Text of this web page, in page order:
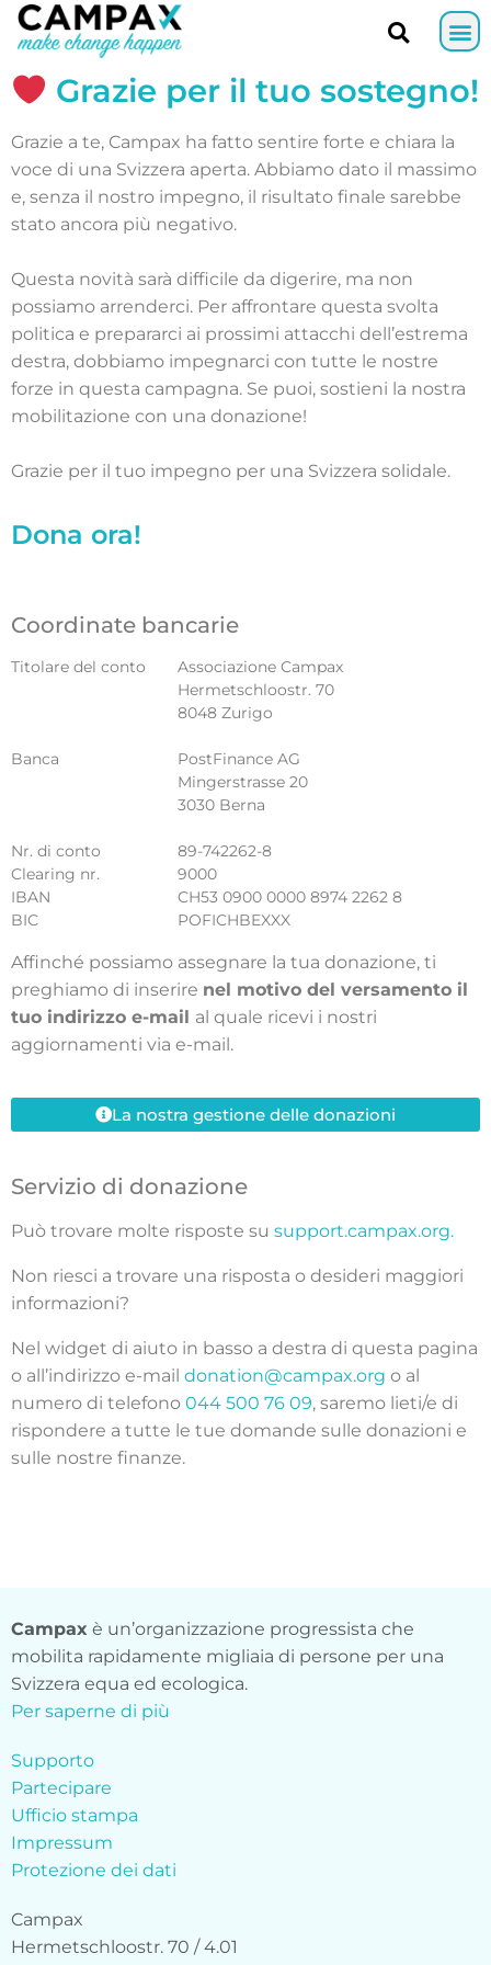
Grazie per il tuo sostegno!
Grazie a te, Campax ha fatto sentire forte e chiara la
voce di una Svizzera aperta. Abbiamo dato il massimo
e, senza il nostro impegno, il risultato finale sarebbe
stato ancora più negativo.
Questa novità sarà difficile da digerire, ma non
possiamo arrenderci. Per affrontare questa svolta
politica e prepararci ai prossimi attacchi dell’estrema
destra, dobbiamo impegnarci con tutte le nostre
forze in questa campagna. Se puoi, sostieni la nostra
mobilitazione con una donazione!
Grazie per il tuo impegno per una Svizzera solidale.
Dona ora!
Coordinate bancarie
Titolare del conto
Associazione Campax
Hermetschloostr. 70
8048 Zurigo
Banca
PostFinance AG
Mingerstrasse 20
3030 Berna
Nr. di conto
89-742262-8
Clearing nr.
9000
IBAN
CH53 0900 0000 8974 2262 8
BIC
POFICHBEXXX
Affinché possiamo assegnare la tua donazione, ti
preghiamo di inserire nel motivo del versamento il
tuo indirizzo e-mail al quale ricevi i nostri
aggiornamenti via e-mail.
La nostra gestione delle donazioni
Servizio di donazione
Può trovare molte risposte su support.campax.org.
Non riesci a trovare una risposta o desideri maggiori
informazioni?
Nel widget di aiuto in basso a destra di questa pagina
o all’indirizzo e-mail donation@campax.org o al
numero di telefono 044 500 76 09, saremo lieti/e di
rispondere a tutte le tue domande sulle donazioni e
sulle nostre finanze.
Campax è un’organizzazione progressista che
mobilita rapidamente migliaia di persone per una
Svizzera equa ed ecologica.
Per saperne di più
Supporto
Partecipare
Ufficio stampa
Impressum
Protezione dei dati
Campax
Hermetschloostr. 70 / 4.01